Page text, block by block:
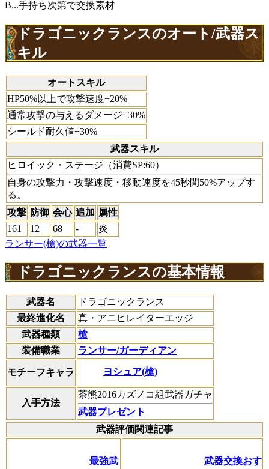
B...手持ち次第で交換素材
ドラゴニックランスのオート/武器ス
キル
オートスキル
HP50%以上で攻撃速度+20%
通常攻撃の与えるダメージ+30%
シールド耐久値+30%
武器スキル
ヒロイック・ステージ（消費SP:60）
自身の攻撃力・攻撃速度・移動速度を45秒間50%アップす
る。
攻撃 防御 会心 追加 属性
161
12 68 -
炎
ランサー(槍)の武器一覧
ドラゴニックランスの基本情報
武器名
ドラゴニックランス
最終進化名
真・アニヒレイターエッジ
武器種類
槍
装備職業
ランサー/ガーディアン
モチーフキャラ ヨシュア(槍)
入手方法
茶熊2016カズノコ組武器ガチャ
武器プレゼント
武器評価関連記事
最強武 武器交換おす